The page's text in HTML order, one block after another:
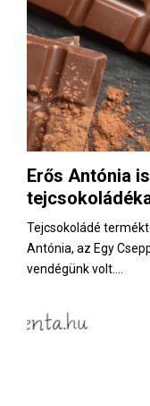
Erős Antónia
Tejcsokoládé
Antónia, az Egy
vendégünk volt....